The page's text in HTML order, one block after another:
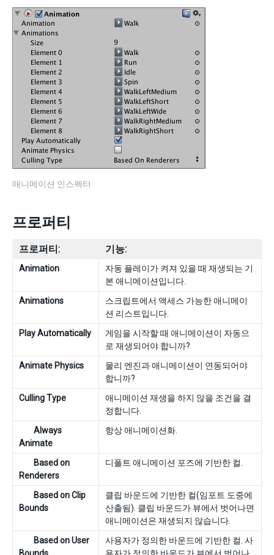
애니메이션 인스펙터
프로퍼티
프로퍼티: 기능:
Animation
자동 플레이가 켜져 있을 때 재생되는 기
본 애니메이션입니다.
Animations
스크립트에서 액세스 가능한 애니메이
션 리스트입니다.
Play Automatically
게임을 시작할 때 애니메이션이 자동으
로 재생되어야 합니까?
Animate Physics
물리 엔진과 애니메이션이 연동되어야
합니까?
Culling Type
애니메이션 재생을 하지 않을 조건을 결
정합니다.
Always
Animate
항상 애니메이션화.
Based on
Renderers
디폴트 애니메이션 포즈에 기반한 컬.
Based on Clip
Bounds
클립 바운드에 기반한 컬(임포트 도중에
산출됨). 클립 바운드가 뷰에서 벗어나면
애니메이션은 재생되지 않습니다.
Based on User
사용자가 정의한 바운드에 기반한 컬. 사